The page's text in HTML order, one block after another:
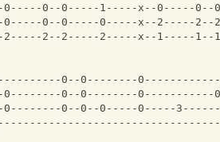
0--0-----1-----x--0-----0--
0-----0--0-----0-----x--2-----2--
2--2-----2-----x--1-----1--
0--0--------
0--------0--0--------0-----------
0--------0--0--0-----0-----